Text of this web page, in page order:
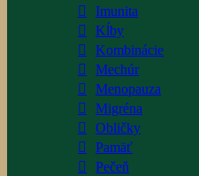
Imunita
Kĺby
Kombinácie
Mechúr
Menopauza
Migréna
Obličky
Pamäť
Pečeň